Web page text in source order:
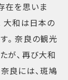
在を思いま
大和は日本の
。奈良の観光
が、再び大和
良には、斑鳩